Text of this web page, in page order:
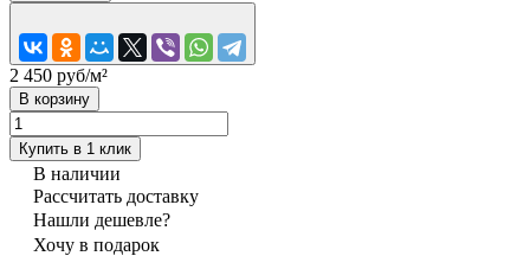
2 450 руб/м²
В корзину
Купить в 1 клик
В наличии
Рассчитать доставку
Нашли дешевле?
Хочу в подарок